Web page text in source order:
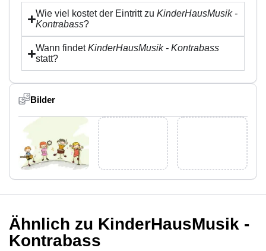
Wie viel kostet der Eintritt zuKinderHausMusik -
Kontrabass?
Wann findetKinderHausMusik - Kontrabass
statt?
Bilder
Ähnlich zu KinderHausMusik -
Kontrabass